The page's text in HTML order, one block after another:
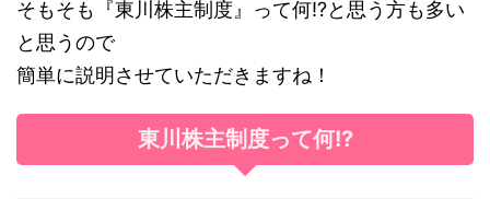
そもそも『東川株主制度』って何!?と思う方も多い
と思うので
簡単に説明させていただきますね！
東川株主制度って何!?